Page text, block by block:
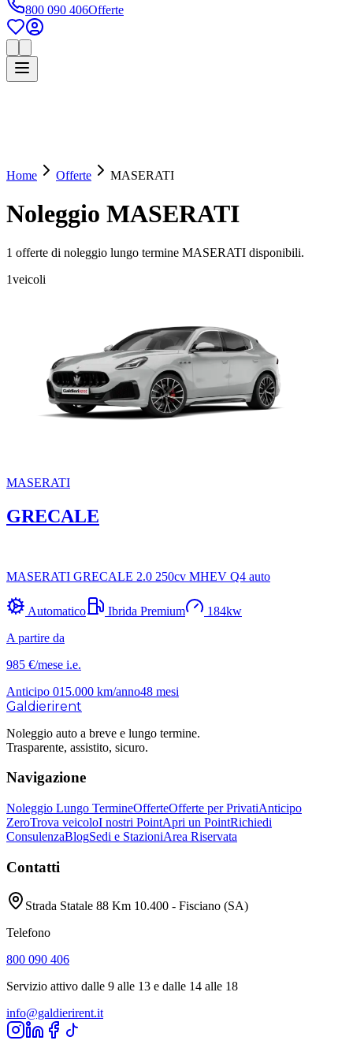
800 090 406Offerte
Home Offerte MASERATI
Noleggio MASERATI
1 offerte di noleggio lungo termine MASERATI disponibili.
1veicoli
MASERATI
GRECALE
MASERATI GRECALE 2.0 250cv MHEV Q4 auto
Automatico Ibrida Premium 184kw
A partire da
985 €/mese i.e.
Anticipo 015.000 km/anno48 mesi
Galdierirent
Noleggio auto a breve e lungo termine.
Trasparente, assistito, sicuro.
Navigazione
Noleggio Lungo TermineOfferteOfferte per PrivatiAnticipo
ZeroTrova veicoloI nostri PointApri un PointRichiedi
ConsulenzaBlogSedi e StazioniArea Riservata
Contatti
Strada Statale 88 Km 10.400 - Fisciano (SA)
Telefono
800 090 406
Servizio attivo dalle 9 alle 13 e dalle 14 alle 18
info@galdierirent.it